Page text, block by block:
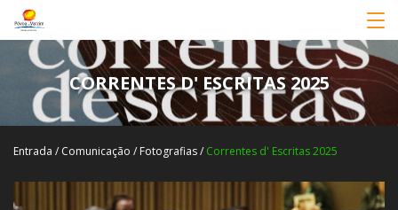
CORRENTES D' ESCRITAS 2025
Entrada / Comunicação / Fotografias/ Correntes d' Escritas 2025